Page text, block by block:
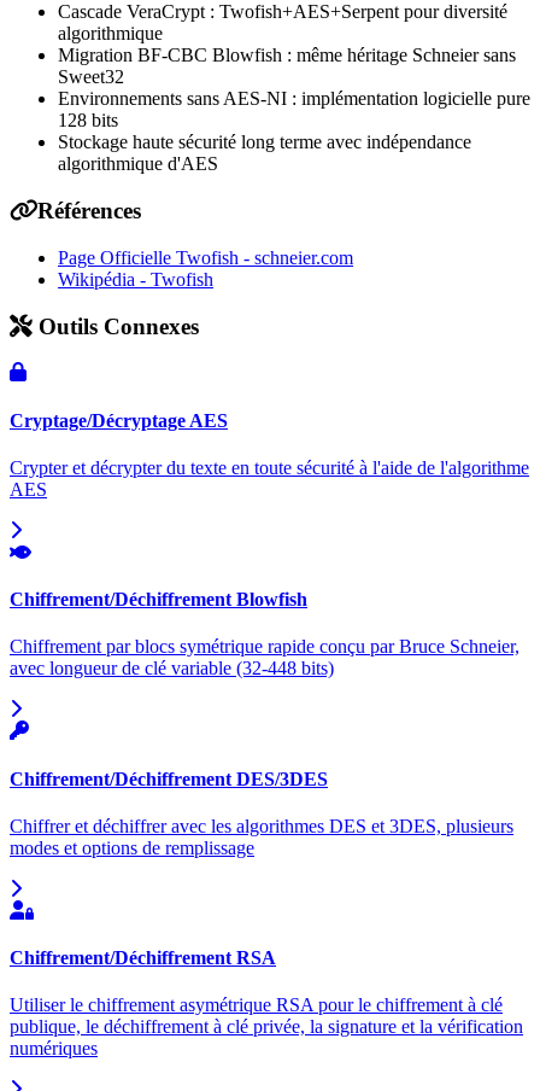
Cascade VeraCrypt : Twofish+AES+Serpent pour diversité
algorithmique
Migration BF-CBC Blowfish : même héritage Schneier sans
Sweet32
Environnements sans AES-NI : implémentation logicielle pure
128 bits
Stockage haute sécurité long terme avec indépendance
algorithmique d'AES
Références
Page Officielle Twofish - schneier.com
Wikipédia - Twofish
Outils Connexes
Cryptage/Décryptage AES
Crypter et décrypter du texte en toute sécurité à l'aide de l'algorithme
AES
Chiffrement/Déchiffrement Blowfish
Chiffrement par blocs symétrique rapide conçu par Bruce Schneier,
avec longueur de clé variable (32-448 bits)
Chiffrement/Déchiffrement DES/3DES
Chiffrer et déchiffrer avec les algorithmes DES et 3DES, plusieurs
modes et options de remplissage
Chiffrement/Déchiffrement RSA
Utiliser le chiffrement asymétrique RSA pour le chiffrement à clé
publique, le déchiffrement à clé privée, la signature et la vérification
numériques